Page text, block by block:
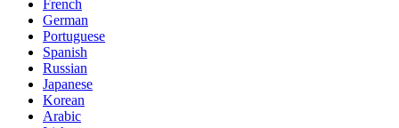
French
German
Portuguese
Spanish
Russian
Japanese
Korean
Arabic